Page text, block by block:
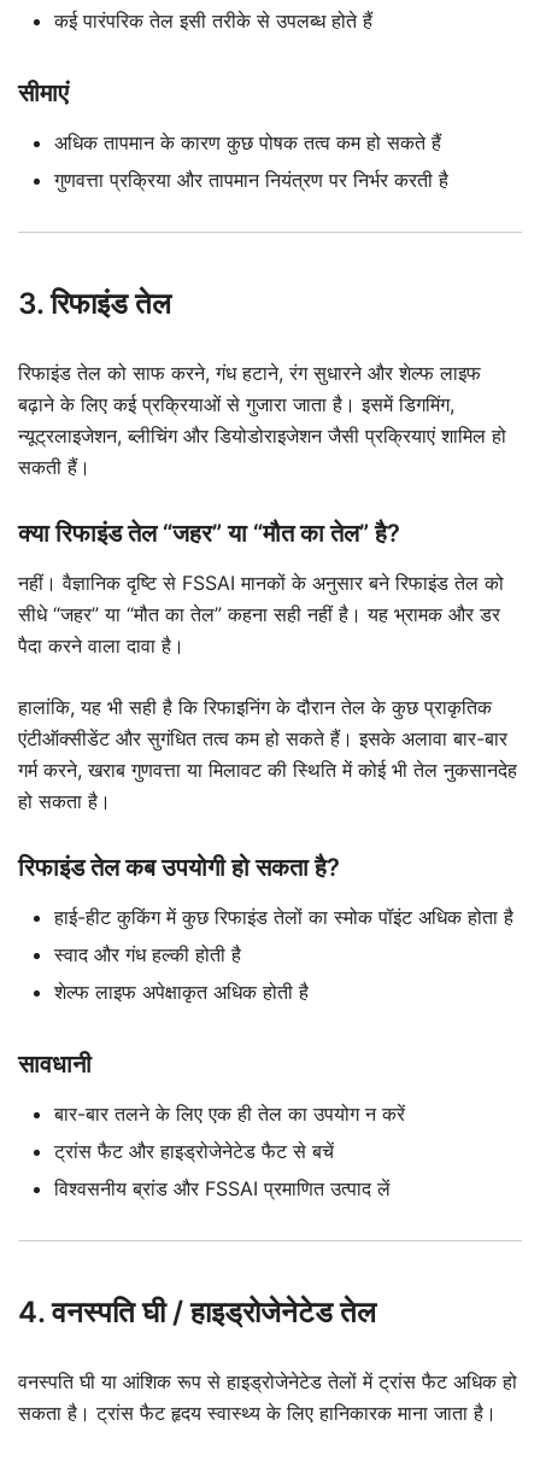
कई पारंपरिक तेल इसी तरीके से उपलब्ध होते हैं
सीमाएं
अधिक तापमान के कारण कुछ पोषक तत्व कम हो सकते हैं
गुणवत्ता प्रक्रिया और तापमान नियंत्रण पर निर्भर करती है
3. रिफाइंड तेल
रिफाइंड तेल को साफ करने, गंध हटाने, रंग सुधारने और शेल्फ लाइफ
बढ़ाने के लिए कई प्रक्रियाओं से गुजारा जाता है। इसमें डिगमिंग,
न्यूट्रलाइजेशन, ब्लीचिंग और डियोडोराइजेशन जैसी प्रक्रियाएं शामिल हो
सकती हैं।
क्या रिफाइंड तेल “जहर” या “मौत का तेल” है?
नहीं। वैज्ञानिक दृष्टि से FSSAI मानकों के अनुसार बने रिफाइंड तेल को
सीधे “जहर” या “मौत का तेल” कहना सही नहीं है। यह भ्रामक और डर
पैदा करने वाला दावा है।
हालांकि, यह भी सही है कि रिफाइनिंग के दौरान तेल के कुछ प्राकृतिक
एंटीऑक्सीडेंट और सुगंधित तत्व कम हो सकते हैं। इसके अलावा बार-बार
गर्म करने, खराब गुणवत्ता या मिलावट की स्थिति में कोई भी तेल नुकसानदेह
हो सकता है।
रिफाइंड तेल कब उपयोगी हो सकता है?
हाई-हीट कुकिंग में कुछ रिफाइंड तेलों का स्मोक पॉइंट अधिक होता है
स्वाद और गंध हल्की होती है
शेल्फ लाइफ अपेक्षाकृत अधिक होती है
सावधानी
बार-बार तलने के लिए एक ही तेल का उपयोग न करें
ट्रांस फैट और हाइड्रोजेनेटेड फैट से बचें
विश्वसनीय ब्रांड और FSSAI प्रमाणित उत्पाद लें
4. वनस्पति घी / हाइड्रोजेनेटेड तेल
वनस्पति घी या आंशिक रूप से हाइड्रोजेनेटेड तेलों में ट्रांस फैट अधिक हो
सकता है। ट्रांस फैट हृदय स्वास्थ्य के लिए हानिकारक माना जाता है।